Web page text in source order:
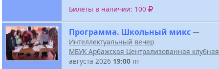
Билеты в наличии: 100
Программа. Школьный микс —
Интеллектуальный вечер
МБУК Арбажская Централизованная
августа 2026 19:00 пт